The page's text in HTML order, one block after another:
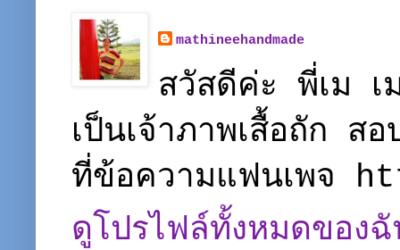
mathineehandmade
สวัสดีค่ะ พี่เม
เป็นเจ้าภาพเสื้อถัก ส
ที่ข้อความแฟนเพจ
ดูโปรไฟล์ทั้งหมดของ